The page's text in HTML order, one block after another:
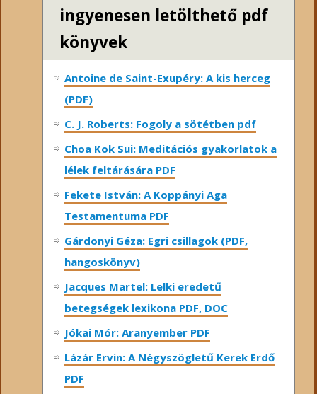
ingyenesen letölthető pdf
könyvek
Antoine de Saint-Exupéry: A kis herceg
(PDF)
C. J. Roberts: Fogoly a sötétben pdf
Choa Kok Sui: Meditációs gyakorlatok a
lélek feltárására PDF
Fekete István: A Koppányi Aga
Testamentuma PDF
Gárdonyi Géza: Egri csillagok (PDF,
hangoskönyv)
Jacques Martel: Lelki eredetű
betegségek lexikona PDF, DOC
Jókai Mór: Aranyember PDF
Lázár Ervin: A Négyszögletű Kerek Erdő
PDF